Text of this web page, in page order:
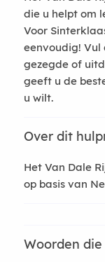
die u helpt om
Voor
eenvoudig! Vul
gezegde of
geeft u de
u wilt.
Over dit
Het Van Dale
op basis van
Woorden